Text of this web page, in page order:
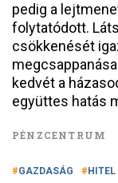
pedig a
folytatódott.
csökkenését
kedvét a
együttes hatás
PÉNZCENTRUM
GAZDASÁG HITEL